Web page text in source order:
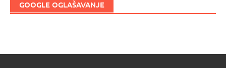
GOOGLE OGLAŠAVANJE